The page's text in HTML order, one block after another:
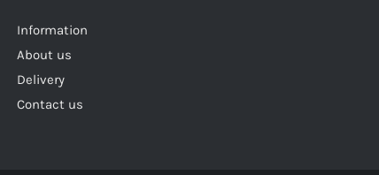
Information
About us
Delivery
Contact us